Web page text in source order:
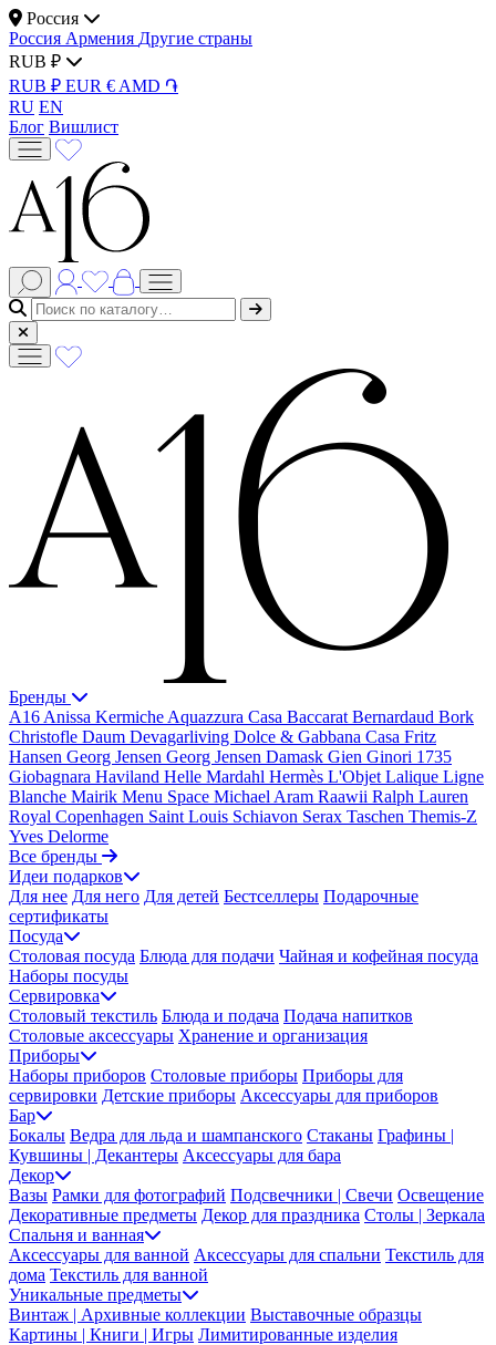
Россия
Россия Армения Другие страны
RUB ₽
RUB ₽ EUR € AMD ֏
RU EN
Блог Вишлист
Бренды
A16 Anissa Kermiche Aquazzura Casa Baccarat Bernardaud Bork
Christofle Daum Devagarliving Dolce & Gabbana Casa Fritz
Hansen Georg Jensen Georg Jensen Damask Gien Ginori 1735
Giobagnara Haviland Helle Mardahl Hermès L'Objet Lalique Ligne
Blanche Mairik Menu Space Michael Aram Raawii Ralph Lauren
Royal Copenhagen Saint Louis Schiavon Serax Taschen Themis-Z
Yves Delorme
Все бренды
Идеи подарков
Для нее Для него Для детей Бестселлеры Подарочные
сертификаты
Посуда
Столовая посуда Блюда для подачи Чайная и кофейная посуда
Наборы посуды
Сервировка
Столовый текстиль Блюда и подача Подача напитков
Столовые аксессуары Хранение и организация
Приборы
Наборы приборов Столовые приборы Приборы для
сервировки Детские приборы Аксессуары для приборов
Бар
Бокалы Ведра для льда и шампанского Стаканы Графины |
Кувшины | Декантеры Аксессуары для бара
Декор
Вазы Рамки для фотографий Подсвечники | Свечи Освещение
Декоративные предметы Декор для праздника Столы | Зеркала
Спальня и ванная
Аксессуары для ванной Аксессуары для спальни Текстиль для
дома Текстиль для ванной
Уникальные предметы
Винтаж | Архивные коллекции Выставочные образцы
Картины | Книги | Игры Лимитированные изделия